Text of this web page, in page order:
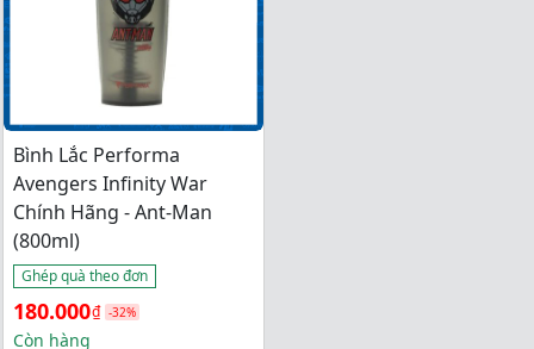
Bình Lắc Performa
Avengers Infinity War
Chính Hãng - Ant-Man
(800ml)
Ghép quà theo đơn
Giá
gốc
180.000₫
Giá
hiện
-32%
Còn hàng